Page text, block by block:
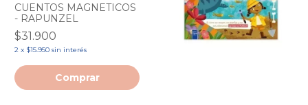
CUENTOS MAGNETICOS
- RAPUNZEL
$31.900
2 x $15.950 sin interés